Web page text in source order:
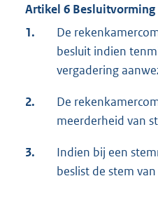
Artikel 6 Besluitvorming
1.
De
besluit indien
vergadering
2.
De
meerderheid van
3.
Indien bij een
beslist de stem